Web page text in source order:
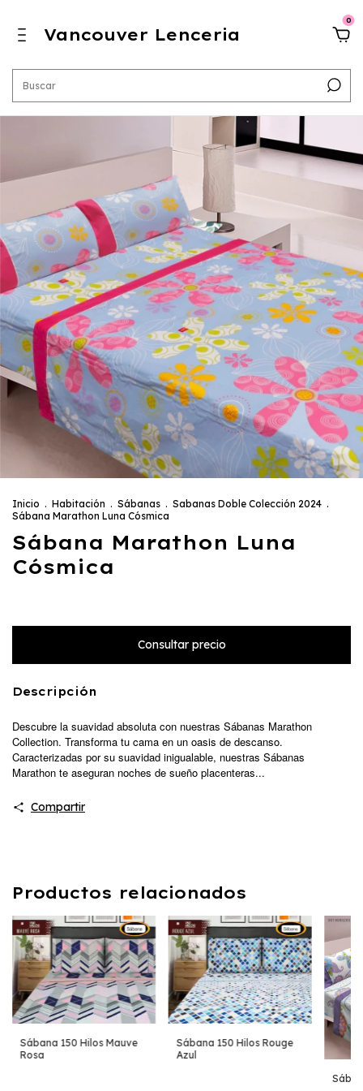
Vancouver Lenceria
0
Inicio . Habitación . Sábanas . Sabanas Doble Colección 2024 .
Sábana Marathon Luna Cósmica
Sábana Marathon Luna
Cósmica
Descripción
Descubre la suavidad absoluta con nuestras Sábanas Marathon
Collection. Transforma tu cama en un oasis de descanso.
Caracterizadas por su suavidad inigualable, nuestras Sábanas
Marathon te aseguran noches de sueño placenteras...
Compartir
Productos relacionados
Sábana 150 Hilos Mauve
Rosa
Sábana 150 Hilos Rouge
Azul